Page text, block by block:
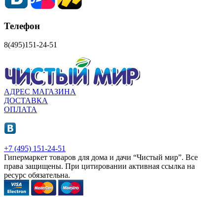
Телефон
8(495)151-24-51
АДРЕС МАГАЗИНА
ДОСТАВКА
ОПЛАТА
+7 (495) 151-24-51
Гипермаркет товаров для дома и дачи “Чистый мир”. Все
права защищены. При цитировании активная ссылка на
ресурс обязательна.